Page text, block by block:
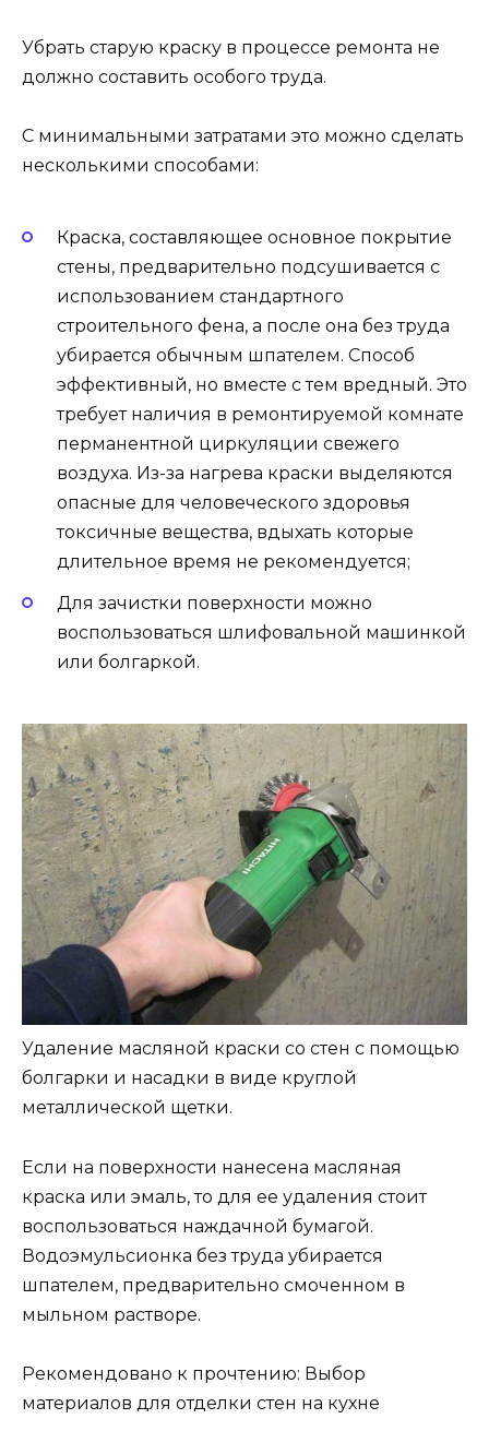
Убрать старую краску в процессе ремонта не
должно составить особого труда.
С минимальными затратами это можно сделать
несколькими способами:
Краска, составляющее основное покрытие
стены, предварительно подсушивается с
использованием стандартного
строительного фена, а после она без труда
убирается обычным шпателем. Способ
эффективный, но вместе с тем вредный. Это
требует наличия в ремонтируемой комнате
перманентной циркуляции свежего
воздуха. Из-за нагрева краски выделяются
опасные для человеческого здоровья
токсичные вещества, вдыхать которые
длительное время не рекомендуется;
Для зачистки поверхности можно
воспользоваться шлифовальной машинкой
или болгаркой.
Удаление масляной краски со стен с помощью
болгарки и насадки в виде круглой
металлической щетки.
Если на поверхности нанесена масляная
краска или эмаль, то для ее удаления стоит
воспользоваться наждачной бумагой.
Водоэмульсионка без труда убирается
шпателем, предварительно смоченном в
мыльном растворе.
Рекомендовано к прочтению: Выбор
материалов для отделки стен на кухне